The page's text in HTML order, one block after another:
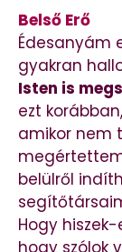
Belső Erő
Édesanyám
gyakran
Isten is
ezt
amikor nem
belülről
Hogy